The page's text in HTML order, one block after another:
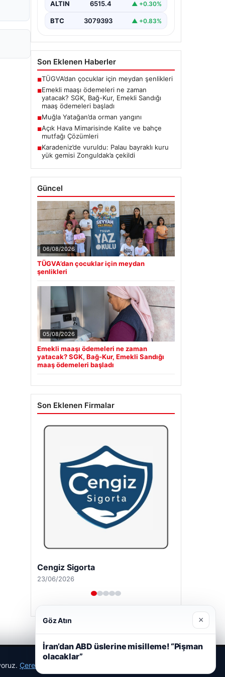
ALTIN 6515.4 ▲ +0.30%
BTC 3079393 ▲ +0.83%
Son Eklenen Haberler
■TÜGVA’dan çocuklar için meydan şenlikleri
■Emekli maaşı ödemeleri ne zaman
yatacak? SGK, Bağ-Kur, Emekli Sandığı
maaş ödemeleri başladı
■Muğla Yatağan’da orman yangını
■Açık Hava Mimarisinde Kalite ve bahçe
mutfağı Çözümleri
■Karadeniz’de vuruldu: Palau bayraklı kuru
yük gemisi Zonguldak’a çekildi
Güncel
06/08/2026
TÜGVA’dan çocuklar için meydan
şenlikleri
05/08/2026
Emekli maaşı ödemeleri ne zaman
yatacak? SGK, Bağ-Kur, Emekli Sandığı
maaş ödemeleri başladı
Son Eklenen Firmalar
Cengiz Sigorta
23/06/2026
Çerez Politikamız
Göz Atın ×
İran’dan ABD üslerine misilleme! “Pişman
olacaklar”